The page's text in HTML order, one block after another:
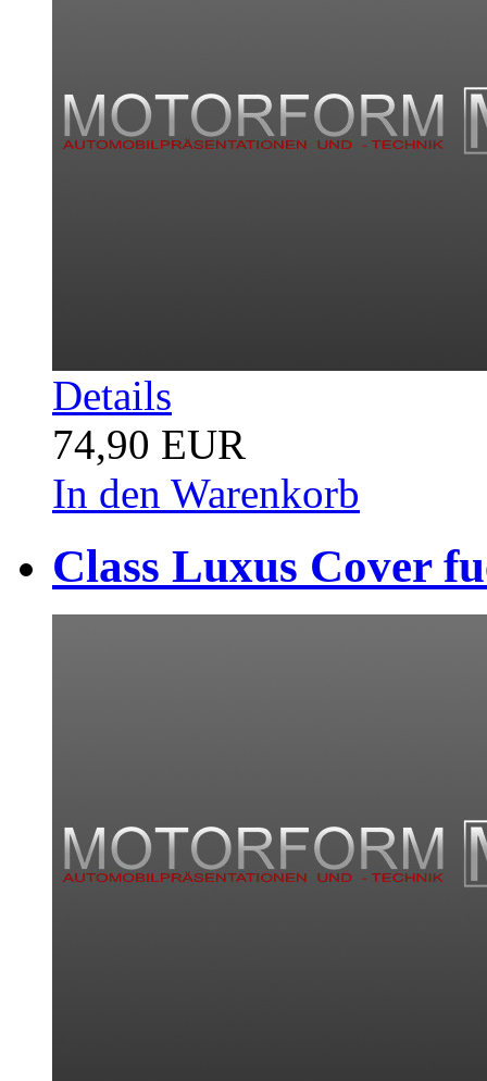
Details
74,90 EUR
In den Warenkorb
Class Luxus Cover